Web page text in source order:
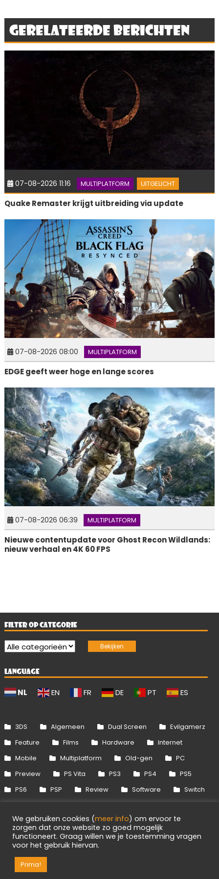
Gerelateerde berichten
07-08-2026 11:16 MULTIPLATFORM UITGELICHT
Quake Remaster krijgt uitbreiding via update
07-08-2026 08:00 MULTIPLATFORM
EDGE geeft weer hoge en lange scores
07-08-2026 06:39 MULTIPLATFORM
Nieuwe contentupdate voor Ghost Recon Wildlands:
nieuw verhaal en 4K 60 FPS
FILTER OP CATEGORIE
LANGUAGE
NL EN FR DE PT ES
3DS Algemeen Dual Screen
Evilgamerz
Feature
Films Hardware
Internet
Mobile
Multiplatform Old-gen
PC
Preview
PS Vita PS3 PS4
PS5
PS6
PSP Review Software
Switch
Xbox 360
Xbox One Xbox Series
Evilgamerz 2026 - Alle rechten voorbehouden.
We gebruiken cookies (meer info) om ervoor te
zorgen dat onze website zo goed mogelijk
functioneert. Graag willen we je toestemming vragen
voor het gebruik hiervan.
Prima!